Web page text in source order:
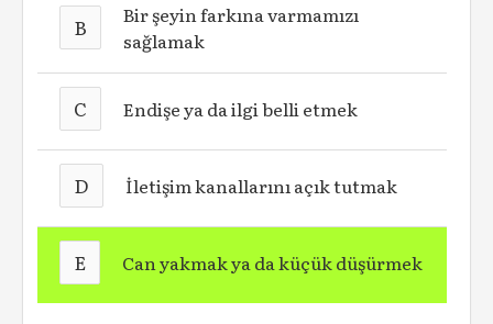
B
Bir şeyin farkına varmamızı
sağlamak
C Endişe ya da ilgi belli etmek
D İletişim kanallarını açık tutmak
E Can yakmak ya da küçük düşürmek